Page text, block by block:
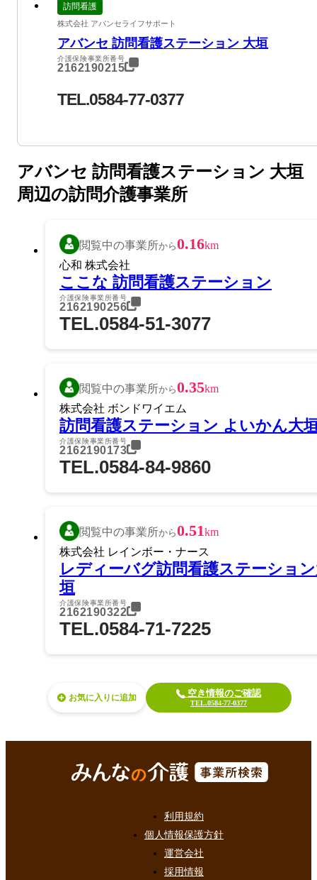
訪問看護
株式会社 アバンセライフサポート
アバンセ 訪問看護ステーション 大垣
介護保険事業所番号
2162190215
TEL.0584-77-0377
アバンセ 訪問看護ステーション 大垣
周辺の訪問介護事業所
閲覧中の事業所から0.16km
心和 株式会社
ここな 訪問看護ステーション
介護保険事業所番号
2162190256
TEL.0584-51-3077
閲覧中の事業所から0.35km
株式会社 ボンドワイエム
訪問看護ステーション よいかん大
介護保険事業所番号
2162190173
TEL.0584-84-9860
閲覧中の事業所から0.51km
株式会社 レインボー・ナース
レディーバグ訪問看護ステーショ
垣
介護保険事業所番号
2162190322
TEL.0584-71-7225
お気に入り 空き情報のご確認
TEL.0584-77-0377
利用規約
個人情報保護方針
運営会社
採用情報